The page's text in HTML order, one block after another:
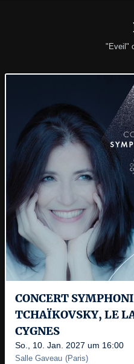
"Eveil"
CONCERT
TCHAÏKOVSKY, LE
CYGNES
So., 10. Jan. 2027 um 16:00
Salle Gaveau (Paris)